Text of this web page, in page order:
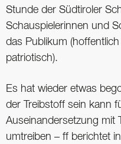
Stunde der Südtiroler
Schauspielerinnen und
das Publikum
patriotisch).
Es hat wieder etwas
der Treibstoff sein kann
Auseinandersetzung mit
umtreiben – ff berichtet